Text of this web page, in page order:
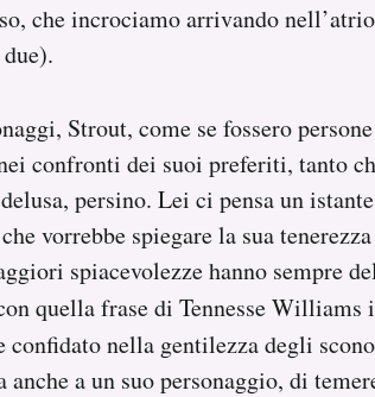
che incrociamo arrivando
Strout, come se fossero
confronti dei suoi preferiti, tanto
persino. Lei ci pensa un
vorrebbe spiegare la sua
spiacevolezze hanno sempre
quella frase di Tennesse Williams
confidato nella gentilezza degli
anche a un suo personaggio, di